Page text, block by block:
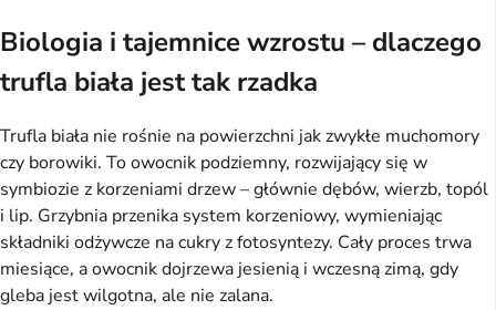
Biologia i tajemnice wzrostu – dlaczego
trufla biała jest tak rzadka
Trufla biała nie rośnie na powierzchni jak zwykłe muchomory
czy borowiki. To owocnik podziemny, rozwijający się w
symbiozie z korzeniami drzew – głównie dębów, wierzb, topól
i lip. Grzybnia przenika system korzeniowy, wymieniając
składniki odżywcze na cukry z fotosyntezy. Cały proces trwa
miesiące, a owocnik dojrzewa jesienią i wczesną zimą, gdy
gleba jest wilgotna, ale nie zalana.